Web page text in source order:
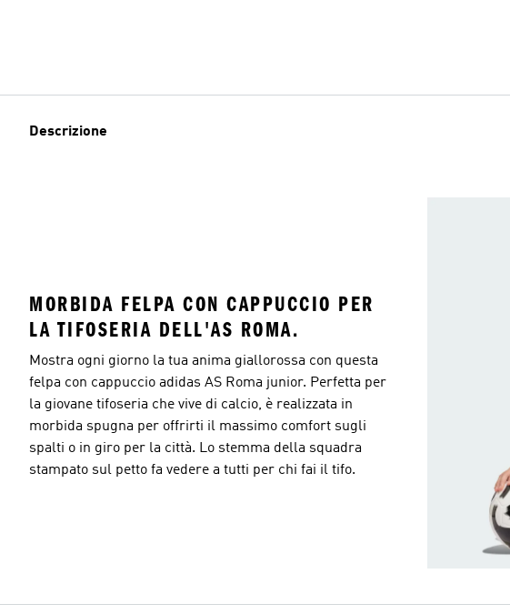
Descrizione
MORBIDA FELPA CON CAPPUCCIO PER
LA TIFOSERIA DELL'AS ROMA.
Mostra ogni giorno la tua anima giallorossa con questa
felpa con cappuccio adidas AS Roma junior. Perfetta per
la giovane tifoseria che vive di calcio, è realizzata in
morbida spugna per offrirti il massimo comfort sugli
spalti o in giro per la città. Lo stemma della squadra
stampato sul petto fa vedere a tutti per chi fai il tifo.